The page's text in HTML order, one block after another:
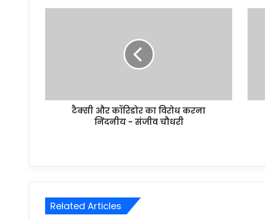
टैक्सी और कॉरिडोर का विरोध करना
निंदनीय - संजीव चौधरी
Related Articles